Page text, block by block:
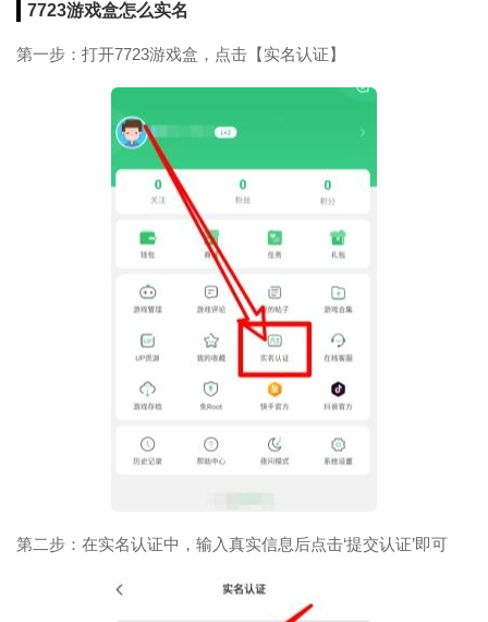
7723游戏盒怎么实名
第一步：打开7723游戏盒，点击【实名认证】
第二步：在实名认证中，输入真实信息后点击‘提交认证’即可